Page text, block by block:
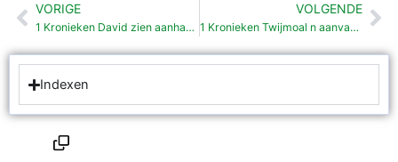
Vorige
VORIGE
1 Kronieken David zien aanhang (12: 1-41)
VOLGENDE
1 Kronieken Twijmoal n aanvaal van de Filistijnen ofsloagen (14: 8-17)
Indexen